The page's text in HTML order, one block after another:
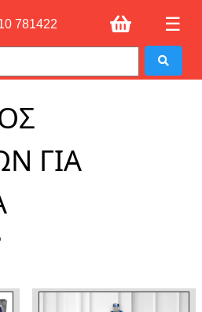
ΣΥΝΕΡΓΕΙΩΝ ΓΙΑ ΚΑΥΣΑΕΡΙΑ
781422 ☰
ΓΙΑ